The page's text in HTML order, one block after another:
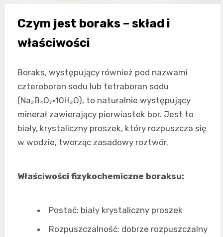
Czym jest boraks – skład i
właściwości
Boraks, występujący również pod nazwami
czteroboran sodu lub tetraboran sodu
(Na₂B₄O₇·10H₂O), to naturalnie występujący
minerał zawierający pierwiastek bor. Jest to
biały, krystaliczny proszek, który rozpuszcza się
w wodzie, tworząc zasadowy roztwór.
Właściwości fizykochemiczne boraksu:
Postać: biały krystaliczny proszek
Rozpuszczalność: dobrze rozpuszczalny